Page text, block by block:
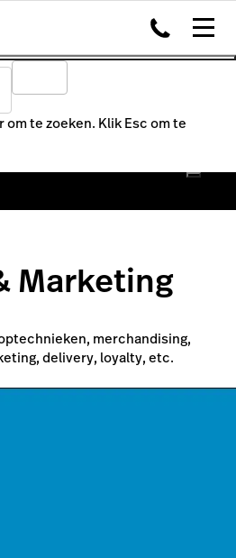
te zoeken. Klik Esc om te
Marketing
merchandising,
delivery, loyalty, etc.